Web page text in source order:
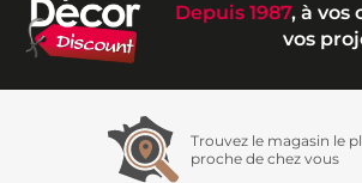
Depuis 1987, à vos
vos
Trouvez le magasin le
proche de chez vous